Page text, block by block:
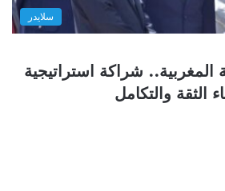
سلايدر
المغربية.. شراكة استراتيجية
الثقة والتكامل